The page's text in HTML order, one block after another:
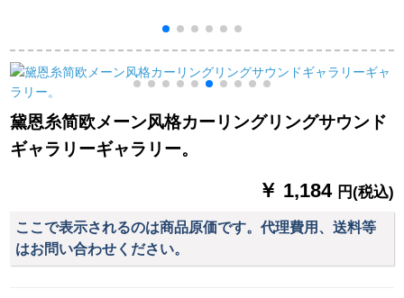
ーム
暗号化リビンのれん
100 cm幅200 cm长竹
のれん
校オーダカーンの両
面同色漆皿
黛恩糸简欧メーン风格カーリングリングサウンド
ギャラリーギャラリー。
￥ 1,184 円(税込)
ここで表示されるのは商品原価です。代理費用、送料等
はお問い合わせください。